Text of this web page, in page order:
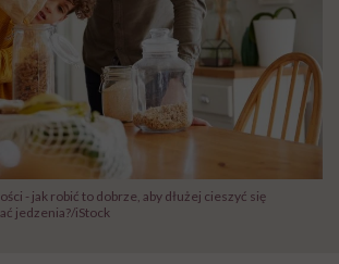
- jak robić to dobrze, aby dłużej cieszyć się
jedzenia?/iStock